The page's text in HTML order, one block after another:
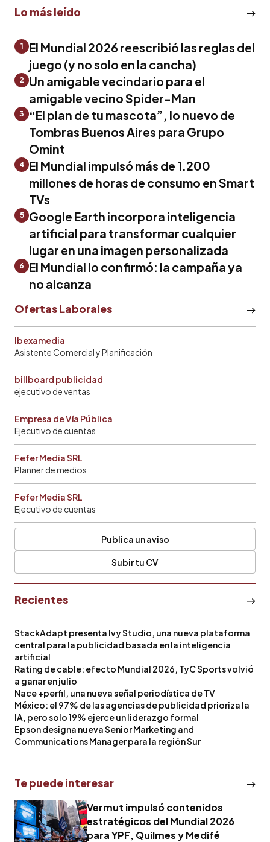
Lo más leído
1
El Mundial 2026 reescribió las reglas del
juego (y no solo en la cancha)
2
Un amigable vecindario para el
amigable vecino Spider-Man
3
“El plan de tu mascota”, lo nuevo de
Tombras Buenos Aires para Grupo
Omint
4 El Mundial impulsó más de 1.200
millones de horas de consumo en Smart
TVs
5
Google Earth incorpora inteligencia
artificial para transformar cualquier
lugar en una imagen personalizada
6
El Mundial lo confirmó: la campaña ya
no alcanza
Ofertas Laborales
Ibexamedia
Asistente Comercial y Planificación
billboard publicidad
ejecutivo de ventas
Empresa de Vía Pública
Ejecutivo de cuentas
Fefer Media SRL
Planner de medios
Fefer Media SRL
Ejecutivo de cuentas
Publica un aviso
Subir tu CV
Recientes
StackAdapt presenta Ivy Studio, una nueva plataforma
central para la publicidad basada en la inteligencia
artificial
Rating de cable: efecto Mundial 2026, TyC Sports volvió
a ganar en julio
Nace +perfil, una nueva señal periodística de TV
México: el 97% de las agencias de publicidad prioriza la
IA, pero solo 19% ejerce un liderazgo formal
Epson designa nueva Senior Marketing and
Communications Manager para la región Sur
Te puede interesar
Vermut impulsó contenidos
estratégicos del Mundial 2026
para YPF, Quilmes y Medifé